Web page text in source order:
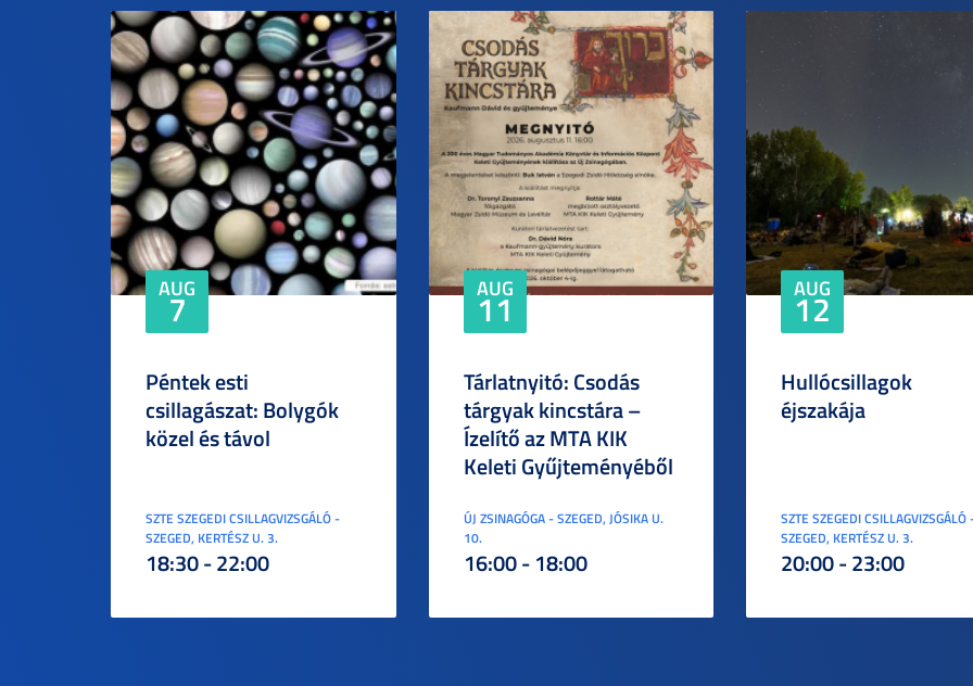
AUG
7
Péntek esti
csillagászat: Bolygók
közel és távol
SZTE SZEGEDI CSILLAGVIZSGÁLÓ -
SZEGED, KERTÉSZ U. 3.
18:30 - 22:00
AUG
11
Tárlatnyitó: Csodás
tárgyak kincstára –
Ízelítő az MTA KIK
Keleti Gyűjteményéből
ÚJ ZSINAGÓGA - SZEGED, JÓSIKA U.
10.
16:00 - 18:00
AUG
12
Hullócsillagok
éjszakája
SZTE SZEGEDI CSILLAGVIZSGÁLÓ
SZEGED, KERTÉSZ U. 3.
20:00 - 23:00